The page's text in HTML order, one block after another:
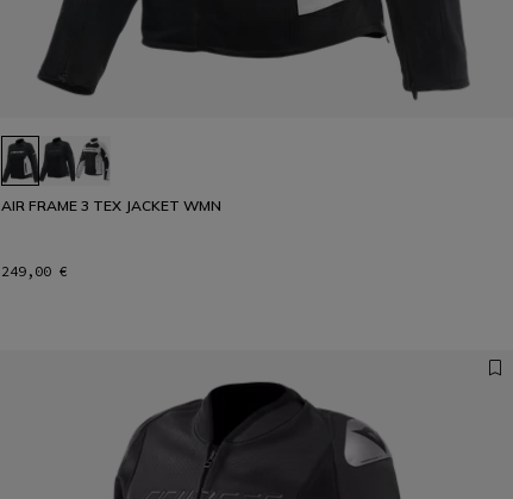
AIR FRAME 3 TEX JACKET WMN
249,00 €